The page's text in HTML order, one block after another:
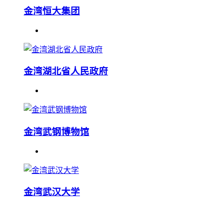
金湾恒大集团
金湾湖北省人民政府
金湾武钢博物馆
金湾武汉大学